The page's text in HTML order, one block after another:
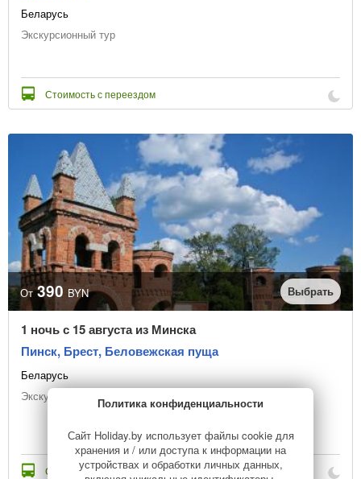
Беларусь
Экскурсионный тур
Стоимость с переездом
От 390 BYN Выбрать
1 ночь с 15 августа из Минска
Пинск, Брест, Беловежская пуща
Беларусь
Экскурсионный тур
Стоимость с переездом
Политика конфиденциальности
Сайт Holiday.by использует файлы cookie для
хранения и / или доступа к информации на
устройствах и обработки личных данных,